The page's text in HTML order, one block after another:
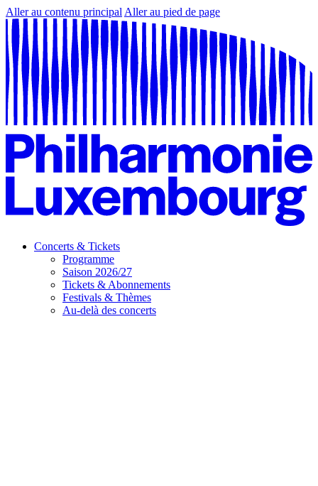
Aller au contenu principal Aller au pied de page
Concerts & Tickets
Programme
Saison 2026/27
Tickets & Abonnements
Festivals & Thèmes
Au-delà des concerts